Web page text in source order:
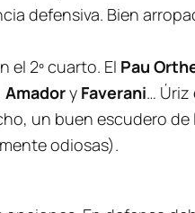
defensiva. Bien
el 2º cuarto. El Pau Or
Amadory Faverani… Úriz
un buen escudero de
odiosas).